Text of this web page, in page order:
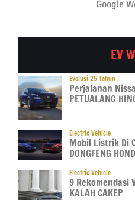
Google
EV
Evolusi 25 Tahun
Perjalanan
PETUALANG
Electric Vehicle
Mobil Listrik Di
DONGFENG
Electric Vehicle
9 Rekomendasi
KALAH CAKEP